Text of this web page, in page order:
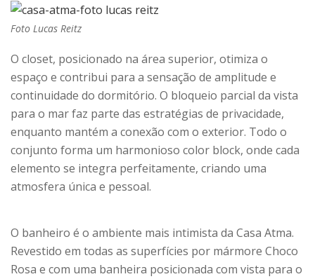
Foto Lucas Reitz
O closet, posicionado na área superior, otimiza o
espaço e contribui para a sensação de amplitude e
continuidade do dormitório. O bloqueio parcial da vista
para o mar faz parte das estratégias de privacidade,
enquanto mantém a conexão com o exterior. Todo o
conjunto forma um harmonioso color block, onde cada
elemento se integra perfeitamente, criando uma
atmosfera única e pessoal.
O banheiro é o ambiente mais intimista da Casa Atma.
Revestido em todas as superfícies por mármore Choco
Rosa e com uma banheira posicionada com vista para o